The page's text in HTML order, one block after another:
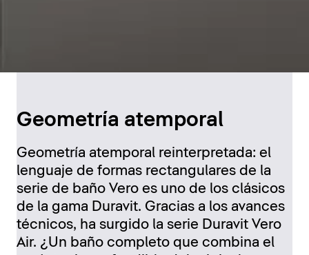
Geometría atemporal
Geometría atemporal reinterpretada: el
lenguaje de formas rectangulares de la
serie de baño Vero es uno de los clásicos
de la gama Duravit. Gracias a los avances
técnicos, ha surgido la serie Duravit Vero
Air. ¿Un baño completo que combina el